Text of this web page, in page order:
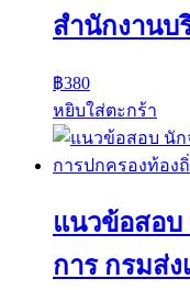
สำนักงานบ
฿380
หยิบใส่ตะกร้า
แนวข้อสอบ
การ กรมส่